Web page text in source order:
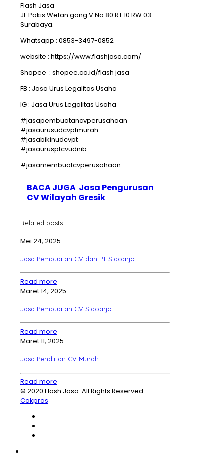
Flash Jasa
Jl. Pakis Wetan gang V No 80 RT 10 RW 03
Surabaya.
Whatsapp : 0853-3497-0852
website : https://www.flashjasa.com/
Shopee : shopee.co.id/flash jasa
FB : Jasa Urus Legalitas Usaha
IG : Jasa Urus Legalitas Usaha
#jasapembuatancvperusahaan
#jasaurusudcvptmurah
#jasabikinudcvpt
#jasaurusptcvudnib
#jasamembuatcvperusahaan
BACA JUGA Jasa Pengurusan
CV Wilayah Gresik
Related posts
Mei 24, 2025
Jasa Pembuatan CV dan PT Sidoarjo
Read more
Maret 14, 2025
Jasa Pembuatan CV Sidoarjo
Read more
Maret 11, 2025
Jasa Pendirian CV Murah
Read more
© 2020 Flash Jasa. All Rights Reserved.
Cakpras